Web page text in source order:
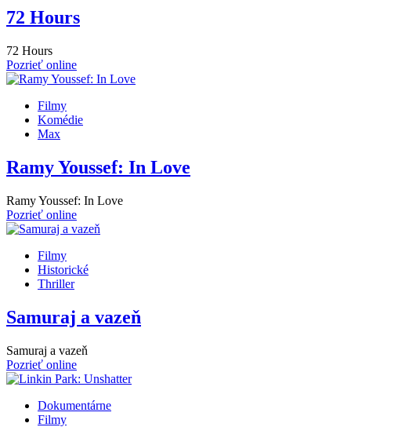
72 Hours
72 Hours
Pozrieť online
Filmy
Komédie
Max
Ramy Youssef: In Love
Ramy Youssef: In Love
Pozrieť online
Filmy
Historické
Thriller
Samuraj a vazeň
Samuraj a vazeň
Pozrieť online
Dokumentárne
Filmy